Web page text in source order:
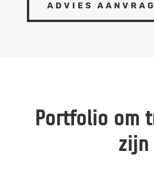
ADVIES
Portfolio om
zijn